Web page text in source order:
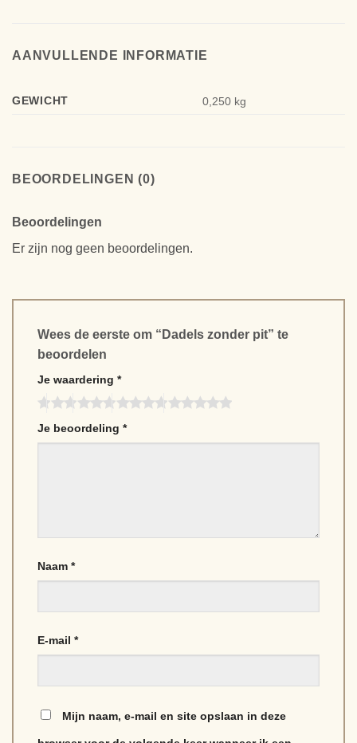
AANVULLENDE INFORMATIE
GEWICHT 0,250 kg
BEOORDELINGEN (0)
Beoordelingen
Er zijn nog geen beoordelingen.
Wees de eerste om “Dadels zonder pit” te
beoordelen
Je waardering *
Je beoordeling *
Naam *
E-mail *
Mijn naam, e-mail en site opslaan in deze